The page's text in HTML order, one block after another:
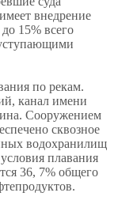
внедрение
15% всего
по рекам.
канал имени
Сооружением
сквозное
водохранилищ
плавания
36, 7% общего